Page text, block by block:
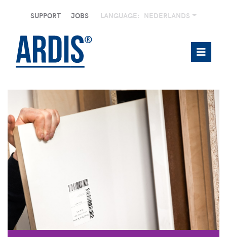
SUPPORT JOBS LANGUAGE: NEDERLANDS